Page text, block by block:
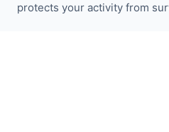
protects your activity from